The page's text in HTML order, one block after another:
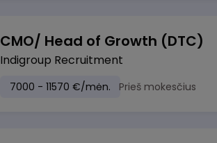
CMO/ Head of Growth (DTC)
Indigroup Recruitment
7000 - 11570 €/mėn. Prieš mokesčius